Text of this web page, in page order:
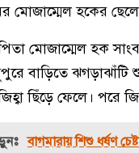
মোজাম্মেল হকের
মোজাম্মেল হক
বাড়িতে ঝগড়াঝাঁটি
ছিঁড়ে ফেলে। পরে
বাগমারায় শিশু ধর্ষণ